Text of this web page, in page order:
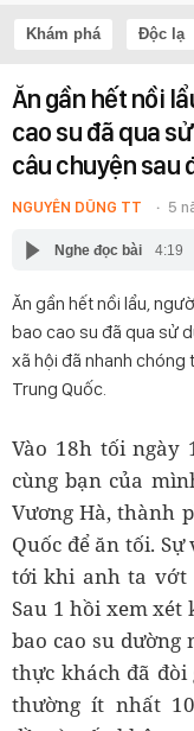
Khám phá Độc lạ
Ăn gần hết nồi
cao su đã qua
câu chuyện sau
NGUYÊN DŨNG TT 5
Nghe đọc bài 4:19
Ăn gần hết nồi lẩu,
bao cao su đã qua sử
xã hội đã nhanh chóng
Trung Quốc.
Vào 18h tối ngày
cùng bạn của
Vương Hà, thành
Quốc để ăn tối.
tới khi anh ta vớt
Sau 1 hồi xem xét
bao cao su dường
thực khách đã
thường ít nhất